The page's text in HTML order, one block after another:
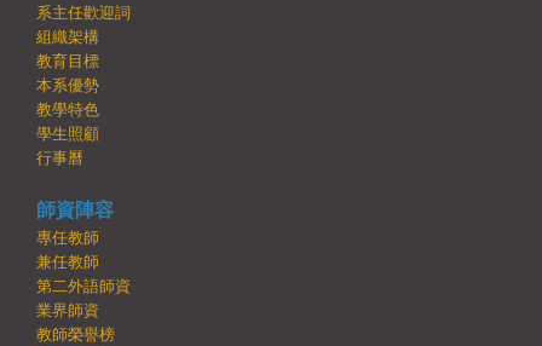
系主任歡迎詞
組織架構
教育目標
本系優勢
教學特色
學生照顧
行事曆
師資陣容
專任教師
兼任教師
第二外語師資
業界師資
教師榮譽榜